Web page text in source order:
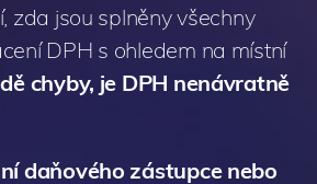
zda jsou splněny všechny
DPH s ohledem na místní
chyby, je DPH nenávratně
daňového zástupce nebo